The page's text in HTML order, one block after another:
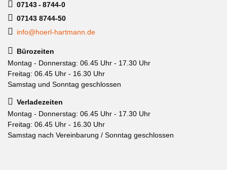
07143 - 8744-0
07143 8744-50
info@hoerl-hartmann.de
Bürozeiten
Montag - Donnerstag: 06.45 Uhr - 17.30 Uhr
Freitag: 06.45 Uhr - 16.30 Uhr
Samstag und Sonntag geschlossen
Verladezeiten
Montag - Donnerstag: 06.45 Uhr - 17.30 Uhr
Freitag: 06.45 Uhr - 16.30 Uhr
Samstag nach Vereinbarung / Sonntag geschlossen